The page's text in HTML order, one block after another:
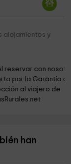
2,9 km
5,3 km
5,5 km
alojamientos y
reservar con
por la Garantía
al viajero de
han